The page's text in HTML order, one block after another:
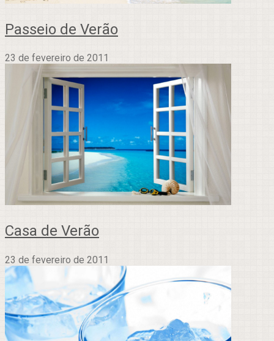
Passeio de Verão
23 de fevereiro de 2011
Casa de Verão
23 de fevereiro de 2011